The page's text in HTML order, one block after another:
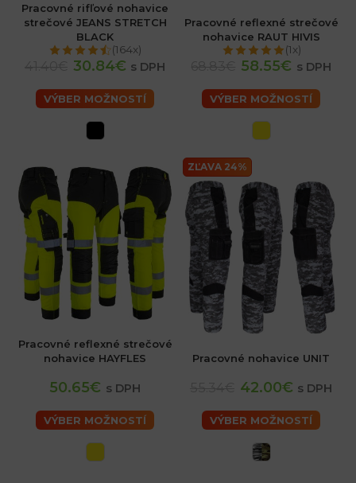
Pracovné rifľové nohavice
strečové JEANS STRETCH
BLACK
(164x)
30.84€ s DPH
VÝBER MOŽNOSTÍ
Pracovné reflexné strečové
nohavice RAUT HIVIS
(1x)
58.55€ s DPH
VÝBER MOŽNOSTÍ
Pracovné reflexné strečové
nohavice HAYFLES
50.65€ s DPH
VÝBER MOŽNOSTÍ
ZĽAVA 24%
Pracovné nohavice UNIT
42.00€ s DPH
VÝBER MOŽNOSTÍ